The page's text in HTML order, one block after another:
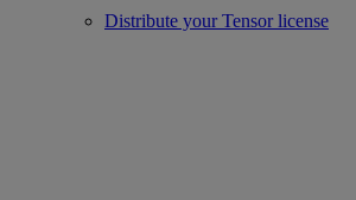
Distribute your Tensor license